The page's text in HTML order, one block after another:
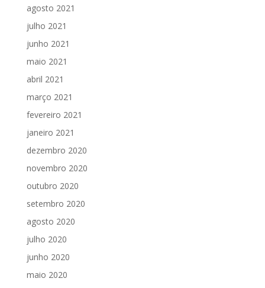
agosto 2021
julho 2021
junho 2021
maio 2021
abril 2021
março 2021
fevereiro 2021
janeiro 2021
dezembro 2020
novembro 2020
outubro 2020
setembro 2020
agosto 2020
julho 2020
junho 2020
maio 2020